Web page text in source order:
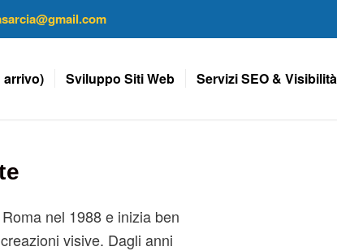
arrivo) Sviluppo Siti Web Servizi SEO & Visibilità
nel 1988 e inizia ben
visive. Dagli anni